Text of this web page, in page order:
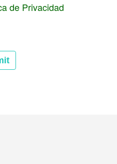
de Privacidad